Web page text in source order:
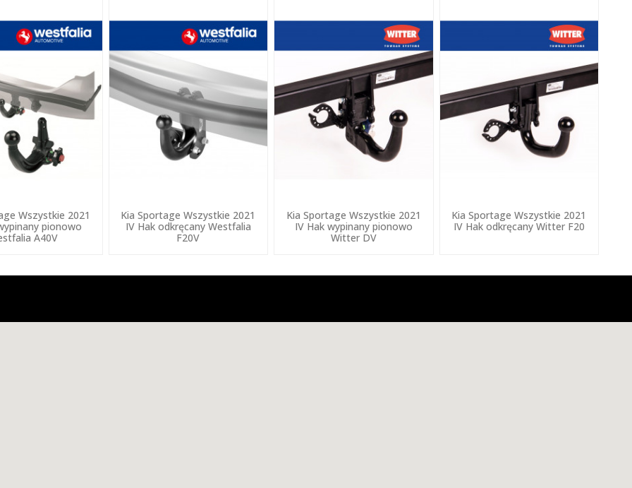
Wszystkie 2021
pionowo
A40V
Kia Sportage Wszystkie 2021
IV Hak odkręcany Westfalia
F20V
Kia Sportage Wszystkie 2021
IV Hak wypinany pionowo
Witter DV
Kia Sportage Wszystkie 2021
IV Hak odkręcany Witter F20